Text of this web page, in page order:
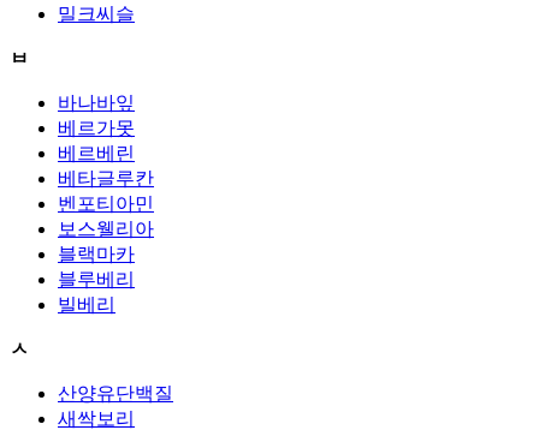
밀크씨슬
ㅂ
바나바잎
베르가못
베르베린
베타글루칸
벤포티아민
보스웰리아
블랙마카
블루베리
빌베리
ㅅ
산양유단백질
새싹보리